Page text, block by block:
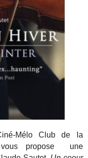
Mélo Club de la
vous propose une